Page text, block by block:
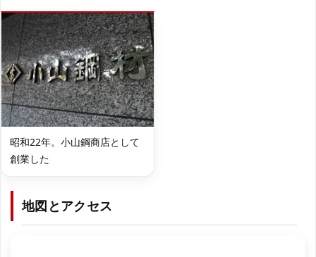
昭和22年。小山鋼商店として
創業した
地図とアクセス